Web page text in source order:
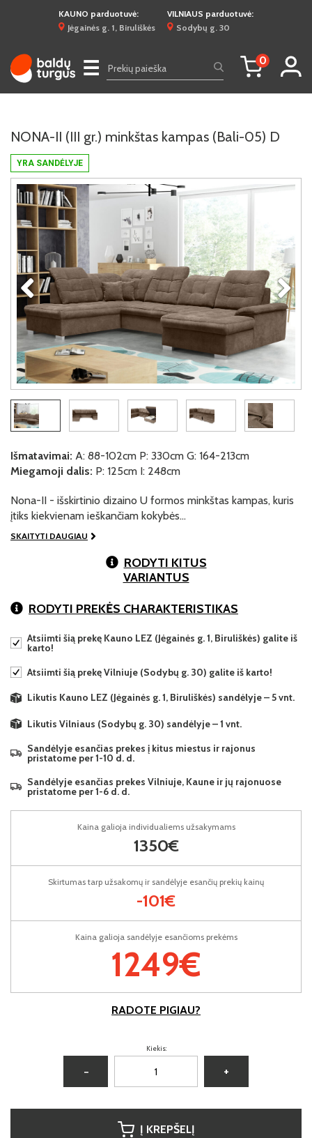
KAUNO parduotuvė:
Jėgainės g. 1, Biruliškės
VILNIAUS parduotuvė:
Sodybų g. 30
☰ 0
YRA SANDĖLYJE
NONA-II (III gr.) minkštas kampas (Bali-05) D
Išmatavimai: A: 88-102cm P: 330cm G: 164-213cm
Miegamoji dalis: P: 125cm I: 248cm
Nona-II - išskirtinio dizaino U formos minkštas kampas, kuris
įtiks kiekvienam ieškančiam kokybės…
SKAITYTI DAUGIAU
RODYTI KITUS
VARIANTUS
RODYTI PREKĖS CHARAKTERISTIKAS
Atsiimti šią prekę Kauno LEZ (Jėgainės g. 1, Biruliškės) galite iš
karto!
Atsiimti šią prekę Vilniuje (Sodybų g. 30) galite iš karto!
Likutis Kauno LEZ (Jėgainės g. 1, Biruliškės) sandėlyje – 5 vnt.
Likutis Vilniaus (Sodybų g. 30) sandėlyje – 1 vnt.
Sandėlyje esančias prekes į kitus miestus ir rajonus
pristatome per 1-10 d. d.
Sandėlyje esančias prekes Vilniuje, Kaune ir jų rajonuose
pristatome per 1-6 d. d.
Kaina galioja sandėlyje esančioms prekėms
1249€
Kaina galioja individualiems užsakymams
1350€
Skirtumas tarp užsakomų ir sandėlyje esančių prekių kainų
-101€
RADOTE PIGIAU?
Kiekis:
− +
Į KREPŠELĮ